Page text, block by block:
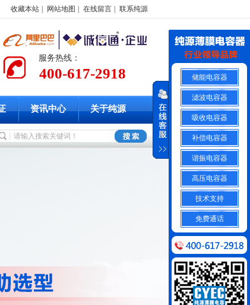
收藏本站 网站地图 在线留言 联系纯源
服务热线：
400-617-2918
资讯中心 关于纯源
储能电容器
滤波电容器
吸收电容器
补偿电容器
谐振电容器
高压电容器
技术支持
免费通话